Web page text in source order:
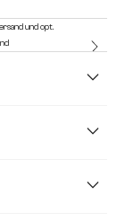
und opt.